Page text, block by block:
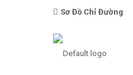
Sơ Đồ Chỉ Đường